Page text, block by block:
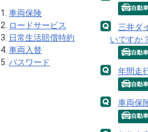
車両保険
ロードサービス
日常生活賠償特約
車両入替
パスワード
自動
三井ダ
いですか
自動
年間走
自動
車両保
自動